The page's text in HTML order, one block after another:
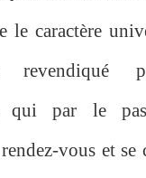
le caractère
qui par le
vous et se